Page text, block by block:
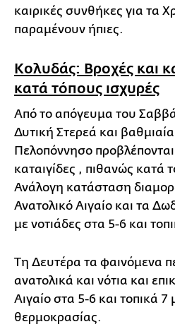
καιρικές συνθήκες για τα
παραμένουν ήπιες.
Κολυδάς: Βροχές και
κατά τόπους ισχυρές
Aπό το απόγευμα του
Δυτική Στερεά και
Πελοπόννησο
καταιγίδες , πιθανώς κατά
Ανάλογη κατάσταση
Ανατολικό Αιγαίο και τα
με νοτιάδες στα 5-6 και
Τη Δευτέρα τα φαινόμενα
ανατολικά και νότια και
Αιγαίο στα 5-6 και τοπικά
θερμοκρασίας.